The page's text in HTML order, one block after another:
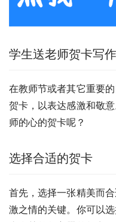
学生送老师贺卡写
在教师节或者其它重要
贺卡，以表达感激和敬
师的心的贺卡呢？
选择合适的贺卡
首先，选择一张精美而
激之情的关键。你可以